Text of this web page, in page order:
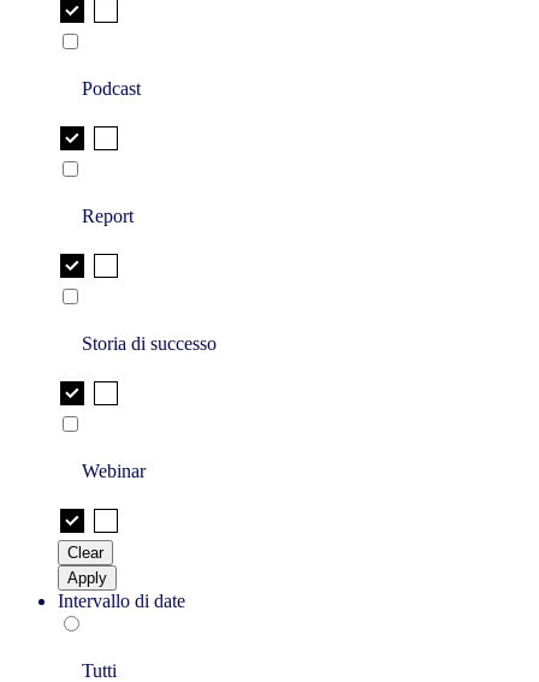
Podcast
Report
Storia di successo
Webinar
Clear
Apply
Intervallo di date
Tutti